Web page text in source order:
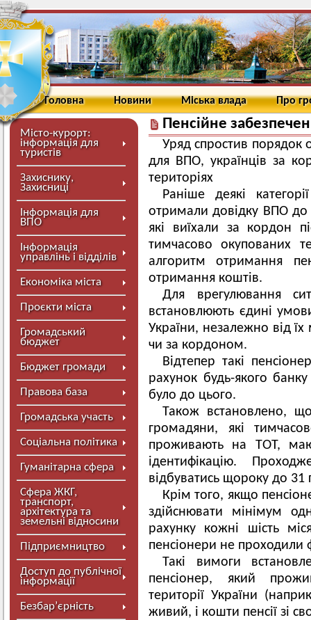
Головна Новини Міська влада Про
Місто-курорт:
інформація для
туристів
Захиснику,
Захисниці
Інформація для
ВПО
Інформація
управлінь і відділів
Економіка міста
Проєкти міста
Громадський
бюджет
Бюджет громади
Правова база
Громадська участь
Соціальна політика
Гуманітарна сфера
Сфера ЖКГ,
транспорт,
архітектура та
земельні відносини
Підприємництво
Доступ до публічної
інформації
Безбар’єрність
Пенсійне
Уряд спростив порядок
для ВПО, українців за
територіях
Раніше деякі
отримали довідку ВПО до
які виїхали за кордон
тимчасово окупованих
алгоритм отримання
отримання коштів.
Для врегулювання
встановлюють єдині
України, незалежно від
чи за кордоном.
Відтепер такі
рахунок будь-якого
було до цього.
Також встановлено,
громадяни, які
проживають на ТОТ,
ідентифікацію.
відбуватись щороку до 31
Крім того, якщо
здійснювати мінімум
рахунку кожні шість
пенсіонери не проходили
Такі вимоги
пенсіонер, який
території України
живий, і кошти пенсії зі